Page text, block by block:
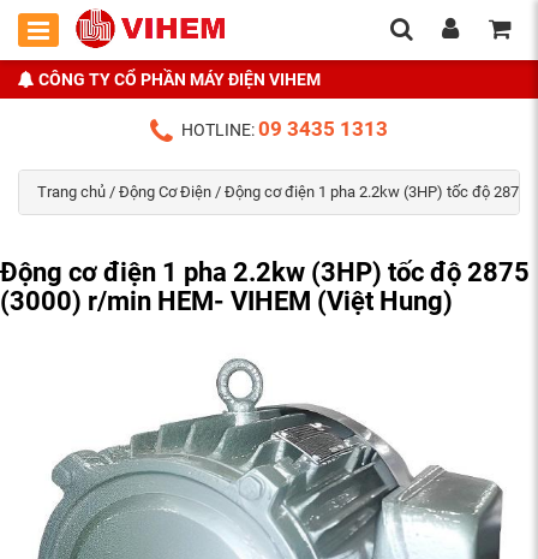
CÔNG TY CỔ PHẦN MÁY ĐIỆN VIHEM
HOTLINE:09 3435 1313
Trang chủ / Động Cơ Điện / Động cơ điện 1 pha 2.2kw (3HP) tốc độ 2875
Động cơ điện 1 pha 2.2kw (3HP) tốc độ 2875
(3000) r/min HEM- VIHEM (Việt Hung)